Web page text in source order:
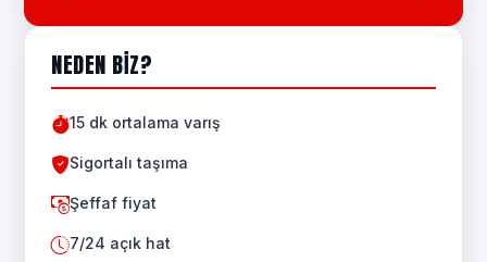
NEDEN BIZ?
15 dk ortalama varış
Sigortalı taşıma
Şeffaf fiyat
7/24 açık hat